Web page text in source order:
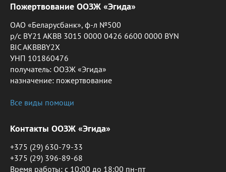
Пожертвование ООЗЖ «Эгида»
ОАО «Беларусбанк», ф-л №500
р/с BY21 AKBB 3015 0000 0426 6600 0000 BYN
BIC AKBBBY2X
УНП 101860476
получатель: ООЗЖ «Эгида»
назначение: пожертвование
Все виды помощи
Контакты ООЗЖ «Эгида»
+375 (29) 630-79-33
+375 (29) 396-89-68
Время работы: c 10:00 до 18:00 пн-пт